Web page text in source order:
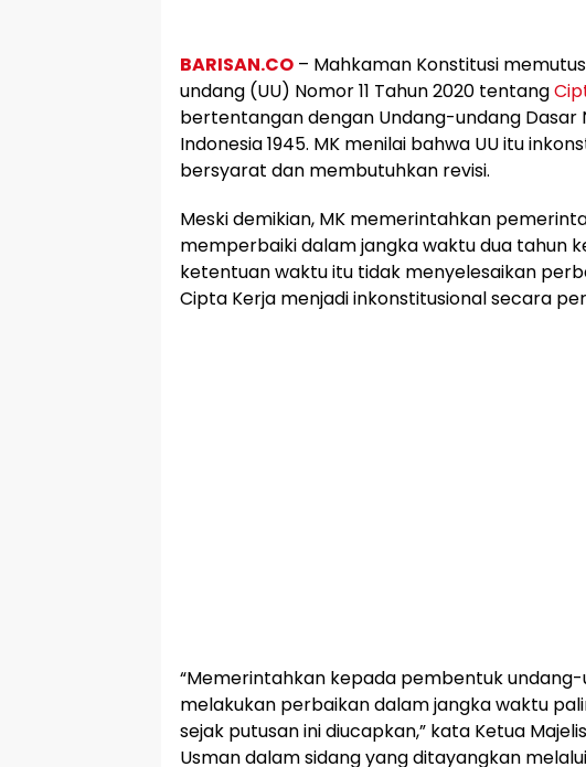
BARISAN.CO – Mahkaman Konstitusi
undang (UU) Nomor 11 Tahun 2020 tentang
bertentangan dengan Undang-undang Dasar
Indonesia 1945. MK menilai bahwa UU itu
bersyarat dan membutuhkan revisi.
Meski demikian, MK memerintahkan
memperbaiki dalam jangka waktu dua tahun
ketentuan waktu itu tidak menyelesaikan
Cipta Kerja menjadi inkonstitusional secara
“Memerintahkan kepada pembentuk
melakukan perbaikan dalam jangka waktu
sejak putusan ini diucapkan,” kata Ketua
Usman dalam sidang yang ditayangkan